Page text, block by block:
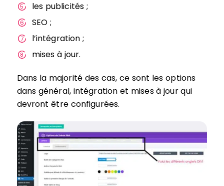
les publicités ;
SEO ;
l’intégration ;
mises à jour.
Dans la majorité des cas, ce sont les options
dans général, intégration et mises à jour qui
devront être configurées.